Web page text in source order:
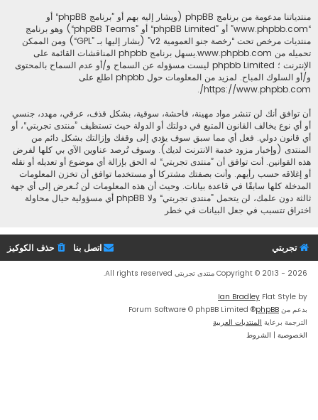
منتدياتنا مدعومة من برنامج phpBB (ويشار إليه بهم أو ”برنامج phpBB“ أو
“www.phpbb.com” أو ”phpBB Limited“ أو ”phpBB Teams“) وهو برنامج
منتديات مرخص تحت “رخصة جنو العمومية v2
” (يشار إليها بـ ”GPL“) ومن الممكن
تحميله من www.phpbb.com
.يسهل برنامج phpbb المناقشات القائمة على
الإنترنت ؛ phpbb Limited ليست مسؤوله عن السماح و/أو عدم السماح بالمحتوى
و/أو السلوك المباح. لمزيد من المعلومات حول phpbb اطلع على
https://www.phpbb.com/
.
أن توافق أنك لن تنشر مواد مهينة، فاحشة، سوقية، بشكل قذف، عرقي، مهدد، جنسي
أو أي نوع يخالف القانون المتبع في دولتك أو الدولة حيث تستظيف ”منتدى تجربتي“، أو
أي قانون دولي. فعل أي مما سبق سوف يؤدي إلى وقفك وإزالتك بشكل دائم من
المنتدى (وإخبار مزود خدمة الانترنت لديك). وسوف تُرصد عناوين الآي بي كلها لفرض
هذه القوانين. أنت توافق أن ”منتدى تجربتي“ له الحق بإزالة أي موضوع أو تعديله أو نقله
أو إغلاقه حسب رأيهم. وأنت بصفتك مشتركا أو مستخدما توافق أن تخزن المعلومات
المدخلة كلها سابقًا في قاعدة بيانات. وحيث أن هذه المعلومات لن تُـعرض إلى أي جهة
ثالثة دون علمك، لن يتحمل ”منتدى تجربتي“ ولا phpBB أي مسؤولية حيال محاولة
اختراق تتسبب في جعل البيانات في خطر
تجربتي حذف الكوكيز اتصل بنا
Copyright © 2013 - 2026 منتدى تجربتي All rights reserved.
Flat Style by
Ian Bradley
بدعم من phpBB
® Forum Software © phpBB Limited
الترجمة برعاية المنتديات العربية
الخصوصية | الشروط